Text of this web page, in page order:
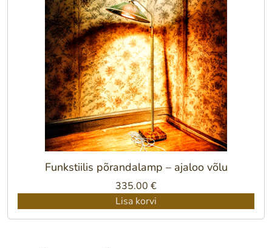
Funkstiilis põrandalamp – ajaloo võlu
335.00 €
Lisa korvi